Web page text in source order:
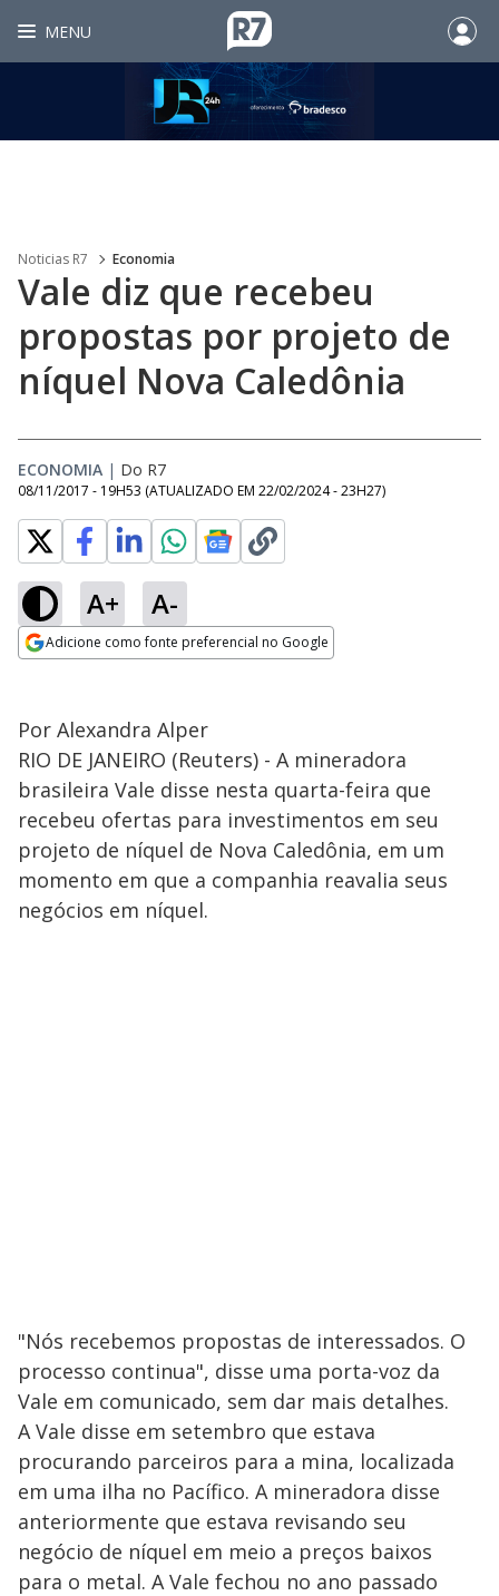
MENU
Noticias R7 Economia
Vale diz que recebeu
propostas por projeto de
níquel Nova Caledônia
ECONOMIA | Do R7
08/11/2017 - 19H53 (ATUALIZADO EM 22/02/2024 - 23H27)
A+ A-
Adicione como fonte preferencial no Google
Por Alexandra Alper
RIO DE JANEIRO (Reuters) - A mineradora
brasileira Vale disse nesta quarta-feira que
recebeu ofertas para investimentos em seu
projeto de níquel de Nova Caledônia, em um
momento em que a companhia reavalia seus
negócios em níquel.
"Nós recebemos propostas de interessados. O
processo continua", disse uma porta-voz da
Vale em comunicado, sem dar mais detalhes.
A Vale disse em setembro que estava
procurando parceiros para a mina, localizada
em uma ilha no Pacífico. A mineradora disse
anteriormente que estava revisando seu
negócio de níquel em meio a preços baixos
para o metal. A Vale fechou no ano passado